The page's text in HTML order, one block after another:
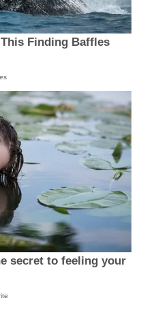
Finding Baffles
secret to feeling your